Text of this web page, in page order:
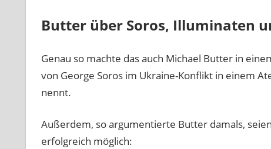
Butter über Soros, Illuminaten
Genau so machte das auch Michael Butter in
von George Soros im Ukraine-Konflikt in einem
nennt.
Außerdem, so argumentierte Butter damals,
erfolgreich möglich: